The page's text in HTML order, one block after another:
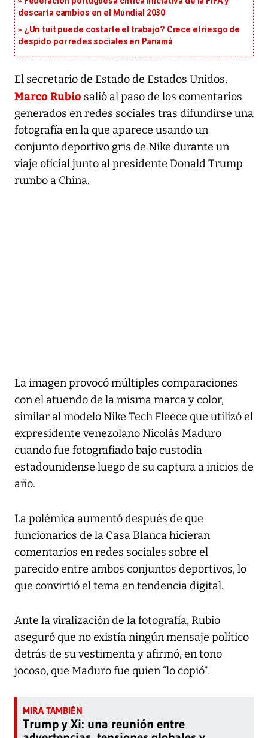
descarta cambios en el Mundial 2030
¿Un tuit puede costarte el trabajo? Crece el riesgo de
despido por redes sociales en Panamá
El secretario de Estado de Estados Unidos,
Marco Rubio salió al paso de los comentarios
generados en redes sociales tras difundirse una
fotografía en la que aparece usando un
conjunto deportivo gris de Nike durante un
viaje oficial junto al presidente Donald Trump
rumbo a China.
La imagen provocó múltiples comparaciones
con el atuendo de la misma marca y color,
similar al modelo Nike Tech Fleece que utilizó el
expresidente venezolano Nicolás Maduro
cuando fue fotografiado bajo custodia
estadounidense luego de su captura a inicios de
año.
La polémica aumentó después de que
funcionarios de la Casa Blanca hicieran
comentarios en redes sociales sobre el
parecido entre ambos conjuntos deportivos, lo
que convirtió el tema en tendencia digital.
Ante la viralización de la fotografía, Rubio
aseguró que no existía ningún mensaje político
detrás de su vestimenta y afirmó, en tono
jocoso, que Maduro fue quien “lo copió”.
Trump y Xi: una reunión entre